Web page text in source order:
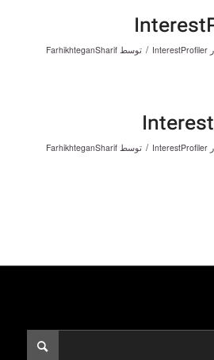
InterestProfiler
/ توسط FarhikhteganSharif
InterestProfiler
/ توسط FarhikhteganSharif